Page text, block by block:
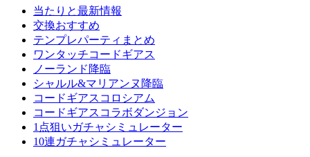
当たりと最新情報
交換おすすめ
テンプレパーティまとめ
ワンタッチコードギアス
ノーランド降臨
シャルル&マリアンヌ降臨
コードギアスコロシアム
コードギアスコラボダンジョン
1点狙いガチャシミュレーター
10連ガチャシミュレーター